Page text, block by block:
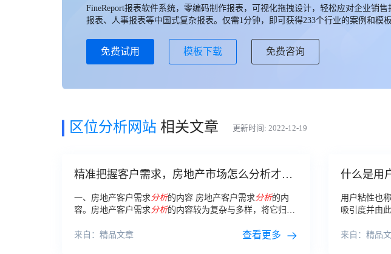
FineReport报表软件系统，零编码制作报表，可视化拖拽设计，轻松应对企业销售
报表、人事报表等中国式复杂报表。仅需1分钟，即可获得233个行业的案例和模板
免费试用 模板下载 免费咨询
区位分析网站 相关文章 更新时间: 2022-12-19
精准把握客户需求，房地产市场怎么分析才能
把握客户脉搏？
一、房地产客户需求分析的内容 房地产客户需求分析的内
容。房地产客户需求分析的内容较为复杂与多样，将它归纳
来自：精品文章
查看更多
什么是用
提升留存
用户粘性也
吸引度并由
容。与 网站或
来自：精品